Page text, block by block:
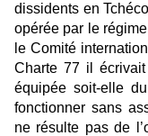
dissidents en
opérée par le
le Comité
Charte 77 il
équipée soit-elle
fonctionner sans
ne résulte pas de